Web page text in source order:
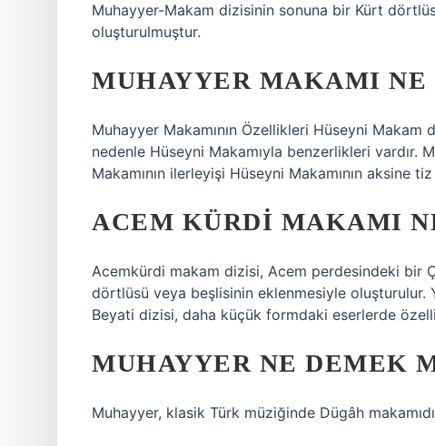
Muhayyer-Makam dizisinin sonuna bir Kürt
oluşturulmuştur.
MUHAYYER MAKAMI NE
Muhayyer Makamının Özellikleri Hüseyni
nedenle Hüseyni Makamıyla benzerlikleri vardır.
Makamının ilerleyişi Hüseyni Makamının aksine
ACEM KÜRDI MAKAMI
Acemkürdi makam dizisi, Acem perdesindeki bir
dörtlüsü veya beşlisinin eklenmesiyle
Beyati dizisi, daha küçük formdaki eserlerde
MUHAYYER NE DEMEK
Muhayyer, klasik Türk müziğinde Dügâh